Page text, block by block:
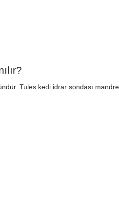
Tules kedi idrar sondası